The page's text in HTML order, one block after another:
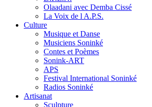
Olaadani avec Demba Cissé
La Voix de l A.P.S.
Culture
Musique et Danse
Musiciens Soninké
Contes et Poèmes
Sonink-ART
APS
Festival International Soninké
Radios Soninké
Artisanat
Sculpture